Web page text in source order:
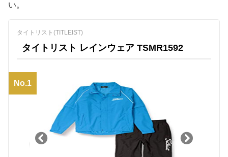
い。
タイトリスト(TITLEIST)
タイトリスト レインウェア TSMR1592
No.1